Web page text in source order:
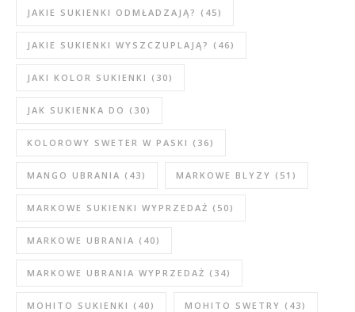
JAKIE SUKIENKI ODMŁADZAJĄ? (45)
JAKIE SUKIENKI WYSZCZUPLAJĄ? (46)
JAKI KOLOR SUKIENKI (30)
JAK SUKIENKA DO (30)
KOLOROWY SWETER W PASKI (36)
MANGO UBRANIA (43) MARKOWE BLYZY (51)
MARKOWE SUKIENKI WYPRZEDAŻ (50)
MARKOWE UBRANIA (40)
MARKOWE UBRANIA WYPRZEDAŻ (34)
MOHITO SUKIENKI (40) MOHITO SWETRY (43)